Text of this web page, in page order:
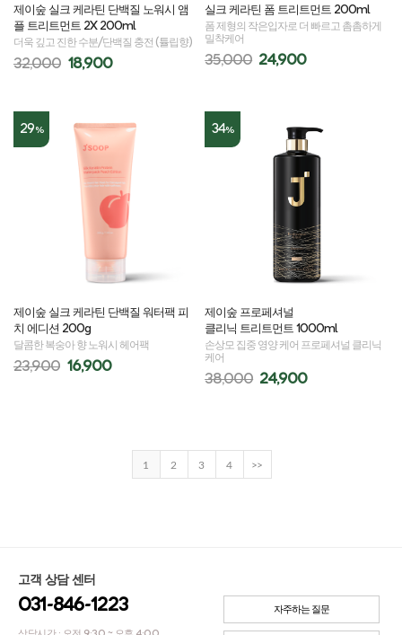
제이숲 실크 케라틴 단백질 노워시 앰
플 트리트먼트 2X 200ml
더욱 깊고 진한 수분/단백질 충전 (튤립향)
32,000 18,900
실크 케라틴 폼 트리트먼트 200ml
폼 제형의 작은입자로 더 빠르고 촘촘하게
밀착케어
35,000 24,900
29%
제이숲 실크 케라틴 단백질 워터팩 피
치 에디션 200g
달콤한 복숭아 향 노워시 헤어팩
23,900 16,900
34%
제이숲 프로페셔널
클리닉 트리트먼트 1000ml
손상모 집중 영양 케어 프로페셔널 클리닉
케어
38,000 24,900
1 2 3 4 >>
고객 상담 센터
031-846-1223 자주하는 질문